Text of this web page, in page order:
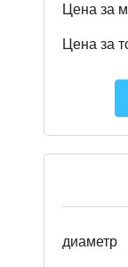
Цена за
Цена за
диаметр